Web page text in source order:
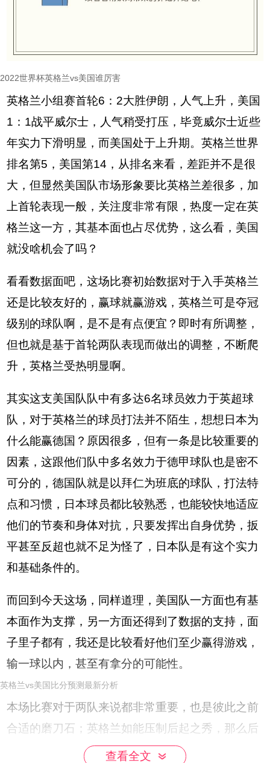
2022世界杯英格兰vs美国谁厉害
英格兰小组赛首轮6：2大胜伊朗，人气上升，美国
1：1战平威尔士，人气稍受打压，毕竟威尔士近些
年实力下滑明显，而美国处于上升期。英格兰世界
排名第5，美国第14，从排名来看，差距并不是很
大，但显然美国队市场形象要比英格兰差很多，加
上首轮表现一般，关注度非常有限，热度一定在英
格兰这一方，其基本面也占尽优势，这么看，美国
就没啥机会了吗？
看看数据面吧，这场比赛初始数据对于入手英格兰
还是比较友好的，赢球就赢游戏，英格兰可是夺冠
级别的球队啊，是不是有点便宜？即时有所调整，
但也就是基于首轮两队表现而做出的调整，不断爬
升，英格兰受热明显啊。
其实这支美国队队中有多达6名球员效力于英超球
队，对于英格兰的球员打法并不陌生，想想日本为
什么能赢德国？原因很多，但有一条是比较重要的
因素，这跟他们队中多名效力于德甲球队也是密不
可分的，德国队就是以拜仁为班底的球队，打法特
点和习惯，日本球员都比较熟悉，也能较快地适应
他们的节奏和身体对抗，只要发挥出自身优势，扳
平甚至反超也就不足为怪了，日本队是有这个实力
和基础条件的。
而回到今天这场，同样道理，美国队一方面也有基
本面作为支撑，另一方面还得到了数据的支持，面
子里子都有，我还是比较看好他们至少赢得游戏，
输一球以内，甚至有拿分的可能性。
英格兰vs美国比分预测最新分析
本场比赛对于两队来说都非常重要，也是彼此之前
合适的磨刀石；英格兰如能压制后起之秀，那么后
面的路会很顺畅；美国队如能过英格兰这一关，相
查看全文